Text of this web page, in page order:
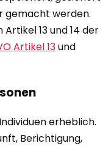
gemacht werden.
13 und 14 der
Artikel 13und
erheblich.
Berichtigung,